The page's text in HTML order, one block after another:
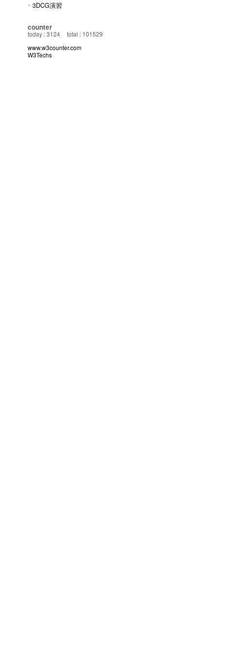
3DCG演習
counter
today : 3124
total : 101529
www.w3counter.com
W3Techs